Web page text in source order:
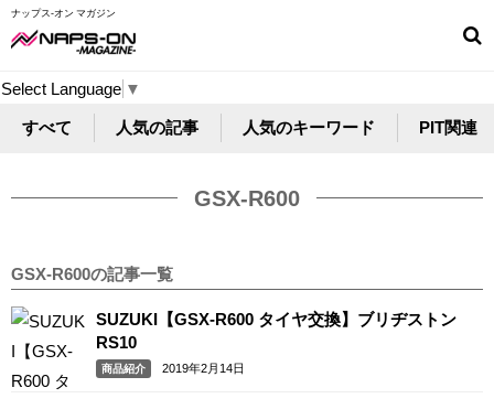
ナップス-オン マガジン
Select Language ▼
すべて 人気の記事 人気のキーワード PIT関連
GSX-R600
GSX-R600の記事一覧
SUZUKI【GSX-R600 タイヤ交換】ブリヂストン
RS10
商品紹介 2019年2月14日